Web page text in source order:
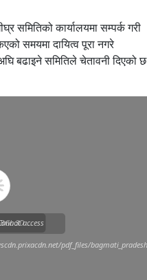
कार्यालयमा सम्पर्क गरी
समयमा दायित्व पूरा नगरे
बढाइने समितिले चेतावनी दिएको छ
3D ...access
pdf_files/